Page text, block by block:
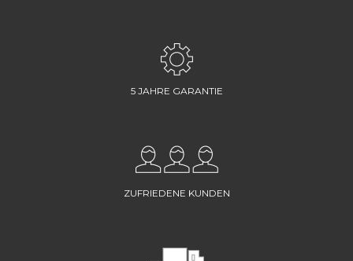
5 JAHRE GARANTIE
ZUFRIEDENE KUNDEN